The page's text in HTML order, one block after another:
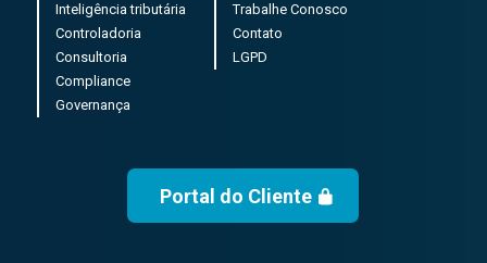
Inteligência tributária
Controladoria
Consultoria
Compliance
Governança
Trabalhe Conosco
Contato
LGPD
Portal do Cliente